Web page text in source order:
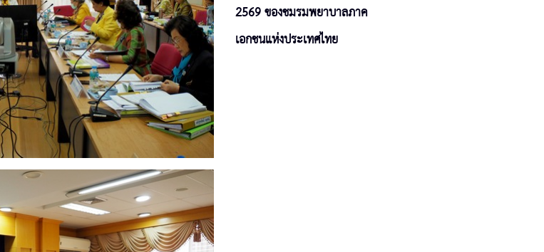
2569 ของชมรมพยาบาลภาค
เอกชนแห่งประเทศไทย